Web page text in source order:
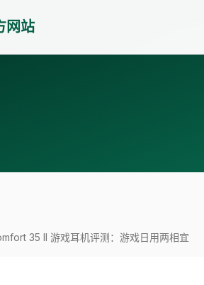
网站
35 II 游戏耳机评测：游戏日用两相宜